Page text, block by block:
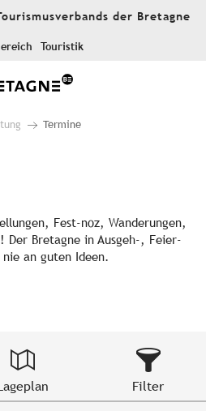
der Bretagne
Touristik
Termine
aux
Fest-noz, Wanderungen,
Der Bretagne in Ausgeh-, Feier-
nie an guten Ideen.
Filter